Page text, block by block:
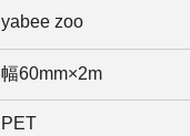
yabee zoo
幅60mm×2m
PET